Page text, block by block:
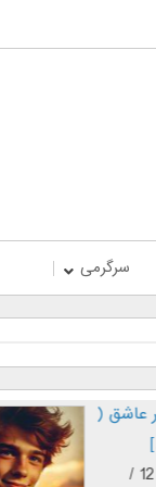
سرگرمی
طرز نگاه پسر
بر اساس [...]
تاریخ :
29 / 12 /